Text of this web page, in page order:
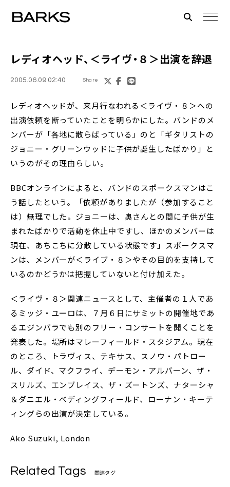
レディオヘッド、＜ライヴ・８＞出演を辞退
2005.06.09 02:40 Share
レディオヘッドが、来月行なわれる＜ライヴ・８＞への
出演依頼を断っていたことを明らかにした。バンドのメ
ンバーが「各地に散らばっている」のと「ギタリストの
ジョニー・グリーンウッドに子供が誕生したばかり」と
いうのがその理由らしい。
BBCオンラインによると、バンドのスポークスマンはこ
う話したという。「依頼がありましたが（参加すること
は）無理でした。ジョニーは、奥さんとの間に子供が生
まれたばかりで活動を休止中ですし、ほかのメンバーは
現在、あちこちに分散している状態です」スポークスマ
ンは、メンバーが＜ライブ・８＞やその目的を支持して
いるのかどうかは把握していないと付け加えた。
＜ライヴ・８＞関連ニュースとして、主催者の１人であ
るミッジ・ユーロは、７月６日にサミットの開催地であ
るエジンバラでも別のフリー・コンサートを開くことを
発表した。場所はマレーフィールド・スタジアム。現在
のところ、トラヴィス、テキサス、スノウ・パトロー
ル、ダイド、マクフライ、デーモン・アルバーン、ザ・
スリルズ、エンブレイス、ザ・ズートンズ、ナターシャ
＆ダニエル・べディングフィールド、ローナン・キーテ
ィングらの出演が決定している。
Ako Suzuki, London
Related Tags 関連タグ